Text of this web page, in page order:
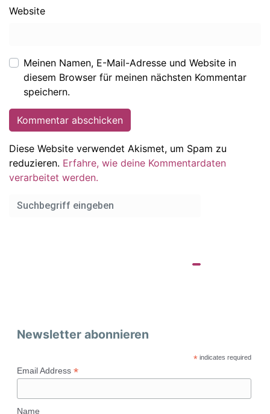
Website
Meinen Namen, E-Mail-Adresse und Website in
diesem Browser für meinen nächsten Kommentar
speichern.
Diese Website verwendet Akismet, um Spam zu
reduzieren. Erfahre, wie deine Kommentardaten
verarbeitet werden.
Newsletter abonnieren
*indicates required
Email Address *
Name